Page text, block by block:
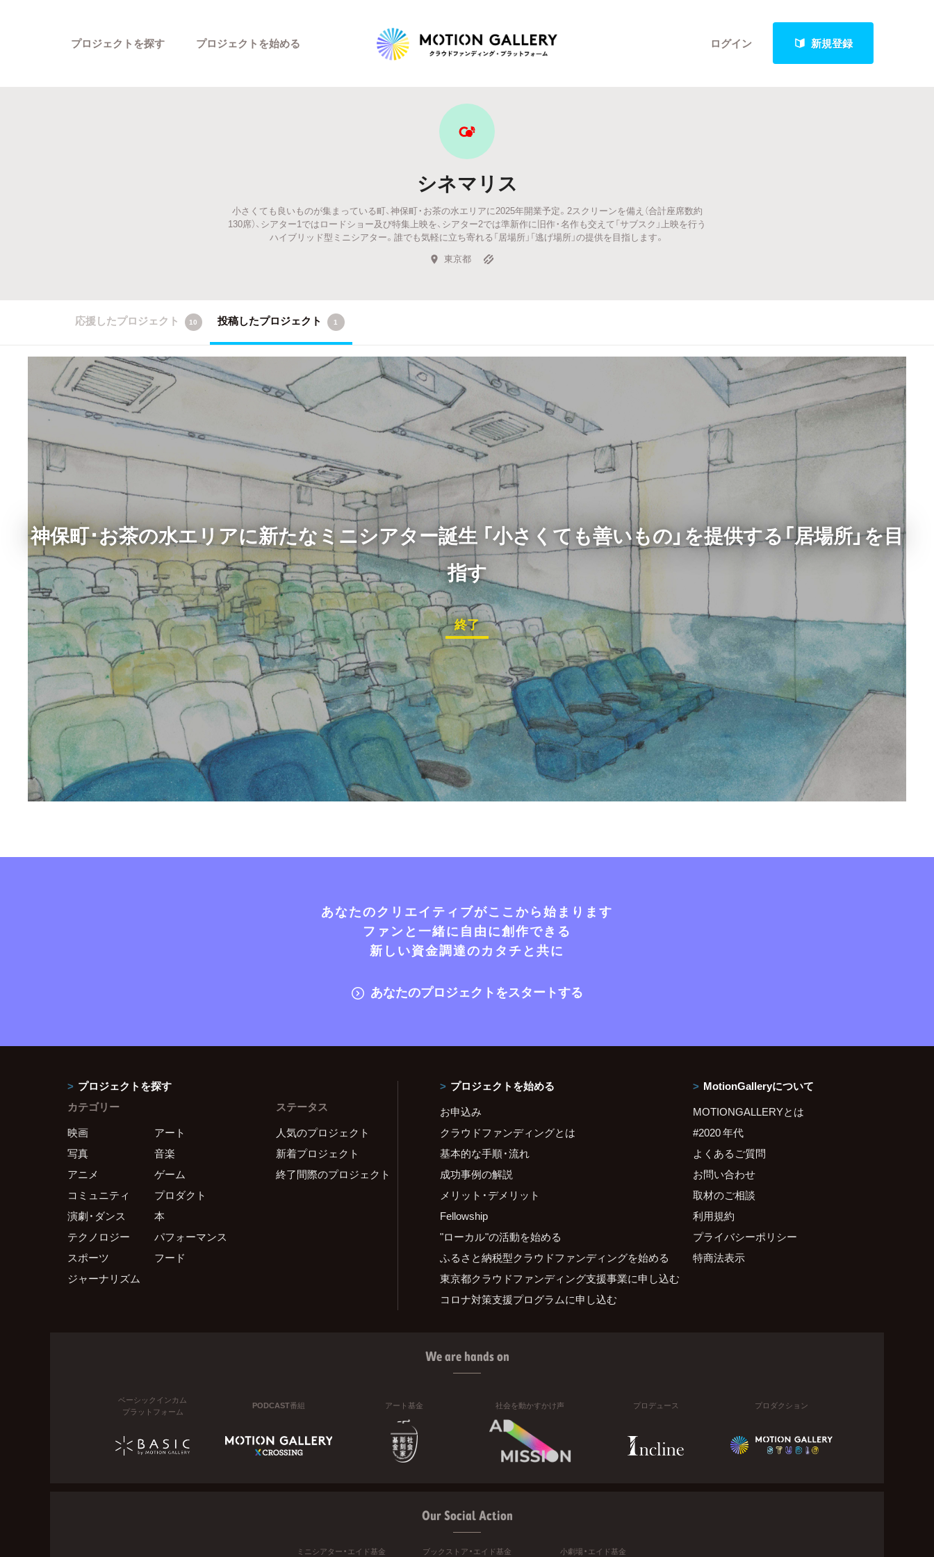
ログイン 新規登録
プロジェクトを探す
Highlight
新着プロジェクト
Feature
カテゴリーから探す タグから探す キュレーターから探す 特集から探す 最新進捗報告から探す
Legendary
プロジェクトを始める
シネマリス
小さくても良いものが集まっている町、神保町・お茶の水エリアに2025年開業予定。2スクリーンを備え（合計座席数約
130席）、シアター1ではロードショー及び特集上映を、シアター2では準新作に旧作・名作も交えて「サブスク」上映を行う
ハイブリッド型ミニシアター。誰でも気軽に立ち寄れる「居場所」「逃げ場所」の提供を目指します。
東京都
応援したプロジェクト 10 投稿したプロジェクト 1
神保町･お茶の水エリアに新たなミニシアター誕生 「小さくても善いもの」を提供する「居場所」を目
指す
終了
あなたのクリエイティブがここから始まります
ファンと一緒に自由に創作できる
新しい資金調達のカタチと共に
あなたのプロジェクトをスタートする
プロジェクトを探す
カテゴリー
映画
アート
写真
音楽
アニメ
ゲーム
コミュニティ
プロダクト
演劇・ダンス
本
テクノロジー
パフォーマンス
スポーツ
フード
ジャーナリズム
ステータス
人気のプロジェクト
新着プロジェクト
終了間際のプロジェクト
プロジェクトを始める
お申込み
クラウドファンディングとは
基本的な手順・流れ
成功事例の解説
メリット・デメリット
Fellowship
"ローカル"の活動を始める
ふるさと納税型クラウドファンディングを始める
東京都クラウドファンディング支援事業に申し込む
コロナ対策支援プログラムに申し込む
MotionGalleryについて
MOTIONGALLERYとは
#2020 年代
よくあるご質問
お問い合わせ
取材のご相談
利用規約
プライバシーポリシー
特商法表示
We are hands on
ベーシックインカム
プラットフォーム
PODCAST番組 アート基金 社会を動かすかけ声 プロデュース プロダクション
Our Social Action
ミニシアター・エイド基金 ブックストア・エイド基金 小劇場・エイド基金